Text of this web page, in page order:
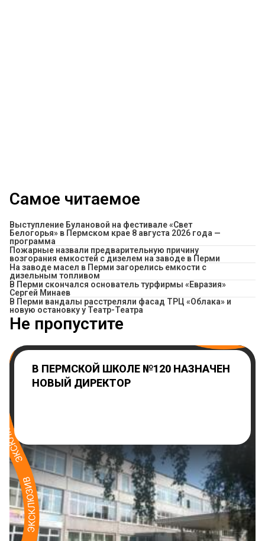
Самое читаемое
Выступление Булановой на фестивале «Свет
Белогорья» в Пермском крае 8 августа 2026 года —
программа
Пожарные назвали предварительную причину
возгорания емкостей с дизелем на заводе в Перми
На заводе масел в Перми загорелись емкости с
дизельным топливом
В Перми скончался основатель турфирмы «Евразия»
Сергей Минаев
В Перми вандалы расстреляли фасад ТРЦ «Облака» и
новую остановку у Театр-Театра
Не пропустите
В ПЕРМСКОЙ ШКОЛЕ №120 НАЗНАЧЕН
НОВЫЙ ДИРЕКТОР